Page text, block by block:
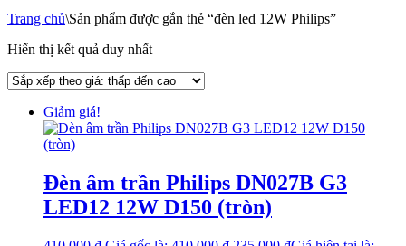
Trang chủ\Sản phẩm được gắn thẻ “đèn led 12W Philips”
Hiển thị kết quả duy nhất
Giảm giá!
Đèn âm trần Philips DN027B G3
LED12 12W D150 (tròn)